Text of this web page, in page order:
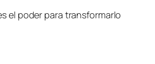
el poder para transformarlo